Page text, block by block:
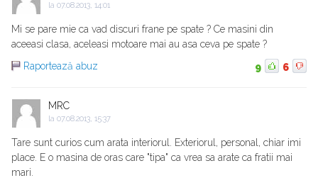
la 07.08.2013, 14:01
Mi se pare mie ca vad discuri frane pe spate ? Ce masini din
aceeasi clasa, aceleasi motoare mai au asa ceva pe spate ?
Raportează abuz
9 6
MRC
la 07.08.2013, 15:37
Tare sunt curios cum arata interiorul. Exteriorul, personal, chiar imi
place. E o masina de oras care "tipa" ca vrea sa arate ca fratii mai
mari.